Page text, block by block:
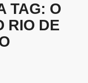
TAG: O
RIO DE